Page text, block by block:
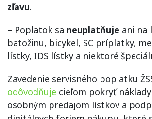
zľavu.
– Poplatok sa neuplatňuje ani na
batožinu, bicykel, SC príplatky,
lístky, IDS lístky a niektoré
Zavedenie servisného poplatku
odôvodňuje cieľom pokryť
osobným predajom lístkov a